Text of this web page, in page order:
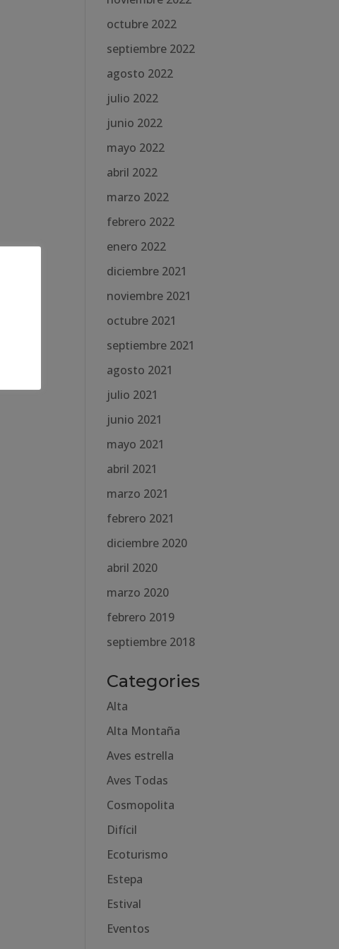
octubre 2022
septiembre 2022
agosto 2022
julio 2022
junio 2022
mayo 2022
abril 2022
marzo 2022
febrero 2022
enero 2022
diciembre 2021
noviembre 2021
octubre 2021
septiembre 2021
agosto 2021
julio 2021
junio 2021
mayo 2021
abril 2021
marzo 2021
febrero 2021
diciembre 2020
abril 2020
marzo 2020
febrero 2019
septiembre 2018
Categories
Alta
Alta Montaña
Aves estrella
Aves Todas
Cosmopolita
Difícil
Ecoturismo
Estepa
Estival
Eventos